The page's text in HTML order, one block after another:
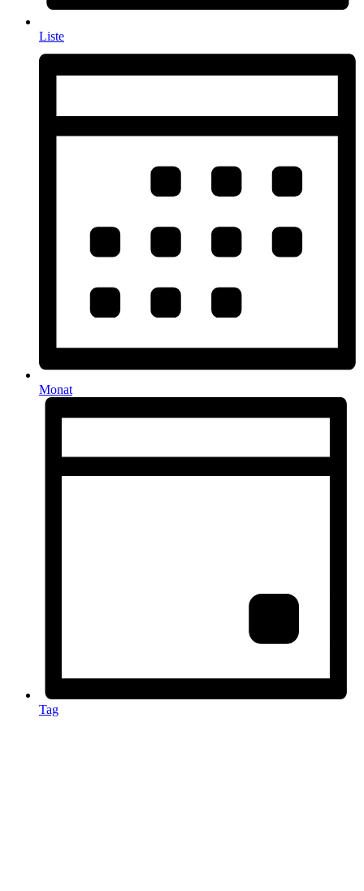
Liste
Monat
Tag